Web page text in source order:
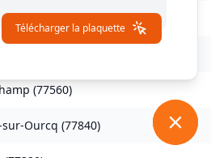
Sainte-Libiaire
(77560)
sur-Ourcq (77840)
Télécharger la plaquette